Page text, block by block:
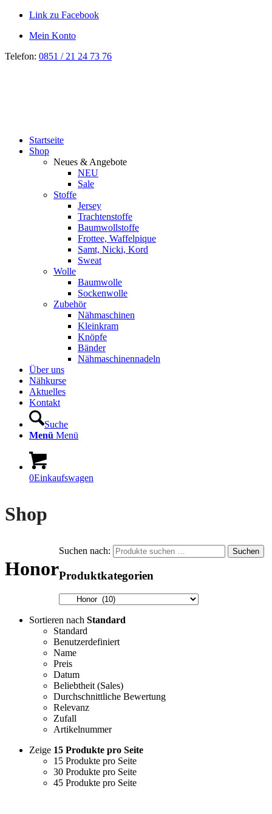
Link zu Facebook
Mein Konto
Telefon: 0851 / 21 24 73 76
Startseite
Shop
Neues & Angebote
NEU
Sale
Stoffe
Jersey
Trachtenstoffe
Baumwollstoffe
Frottee, Waffelpique
Samt, Nicki, Kord
Sweat
Wolle
Baumwolle
Sockenwolle
Zubehör
Nähmaschinen
Kleinkram
Knöpfe
Bänder
Nähmaschinennadeln
Über uns
Nähkurse
Aktuelles
Kontakt
Suche
Menü Menü
0Einkaufswagen
Shop
Honor
Sortieren nach Standard
Standard
Benutzerdefiniert
Name
Preis
Datum
Beliebtheit (Sales)
Durchschnittliche Bewertung
Relevanz
Zufall
Artikelnummer
Zeige 15 Produkte pro Seite
15 Produkte pro Seite
30 Produkte pro Seite
45 Produkte pro Seite
Suchen nach: Suchen
Produktkategorien